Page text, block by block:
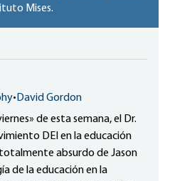
Mises.
• David Gordon
de esta semana, el Dr.
DEI en la educación
absurdo de Jason
de la educación en la